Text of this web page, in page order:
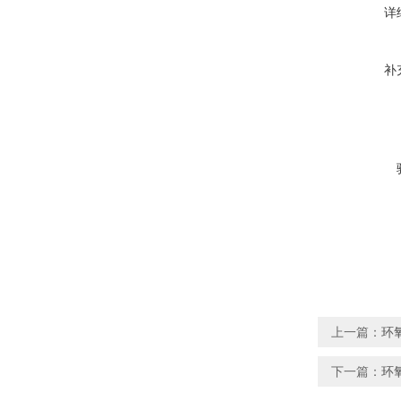
详
补
上一篇： 环
下一篇： 环